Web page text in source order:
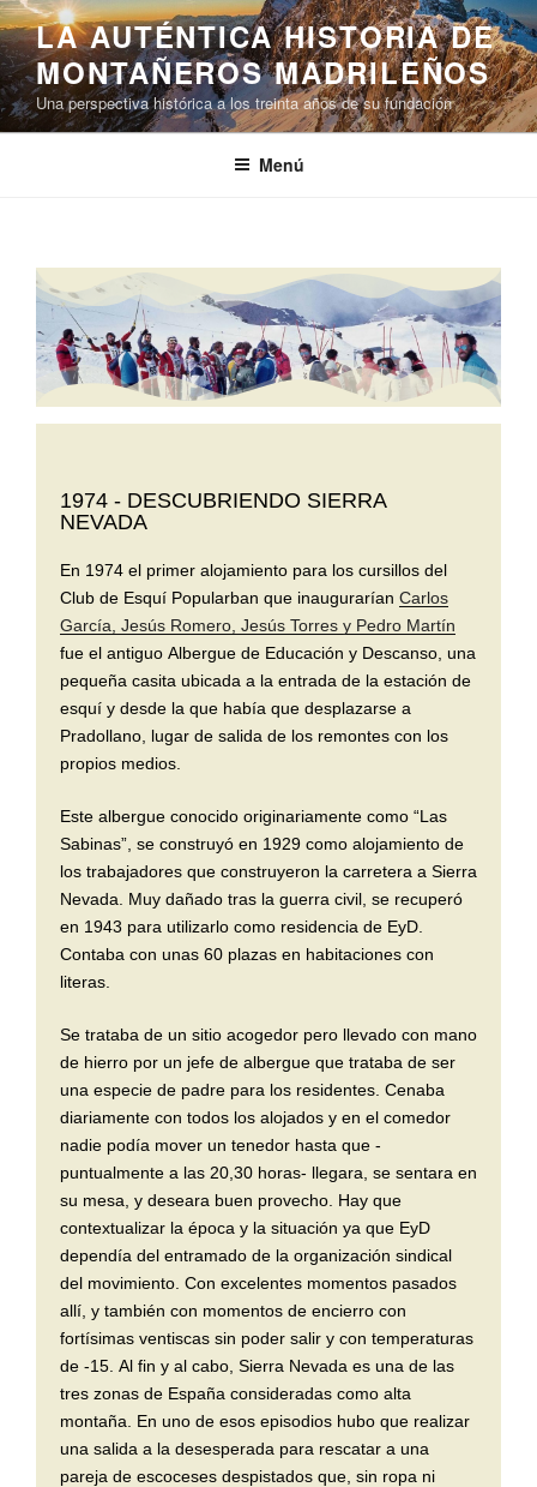
LA AUTÉNTICA HISTORIA DE
MONTAÑEROS MADRILEÑOS
Una perspectiva histórica a los treinta años de su fundación
Menú
1974 - DESCUBRIENDO SIERRA
NEVADA
En 1974 el primer alojamiento para los cursillos del
Club de Esquí Popularban que inaugurarían Carlos
García, Jesús Romero, Jesús Torres y Pedro Martín
fue el antiguo Albergue de Educación y Descanso, una
pequeña casita ubicada a la entrada de la estación de
esquí y desde la que había que desplazarse a
Pradollano, lugar de salida de los remontes con los
propios medios.
Este albergue conocido originariamente como “Las
Sabinas”, se construyó en 1929 como alojamiento de
los trabajadores que construyeron la carretera a Sierra
Nevada. Muy dañado tras la guerra civil, se recuperó
en 1943 para utilizarlo como residencia de EyD.
Contaba con unas 60 plazas en habitaciones con
literas.
Se trataba de un sitio acogedor pero llevado con mano
de hierro por un jefe de albergue que trataba de ser
una especie de padre para los residentes. Cenaba
diariamente con todos los alojados y en el comedor
nadie podía mover un tenedor hasta que -
puntualmente a las 20,30 horas- llegara, se sentara en
su mesa, y deseara buen provecho. Hay que
contextualizar la época y la situación ya que EyD
dependía del entramado de la organización sindical
del movimiento. Con excelentes momentos pasados
allí, y también con momentos de encierro con
fortísimas ventiscas sin poder salir y con temperaturas
de -15. Al fin y al cabo, Sierra Nevada es una de las
tres zonas de España consideradas como alta
montaña. En uno de esos episodios hubo que realizar
una salida a la desesperada para rescatar a una
pareja de escoceses despistados que, sin ropa ni